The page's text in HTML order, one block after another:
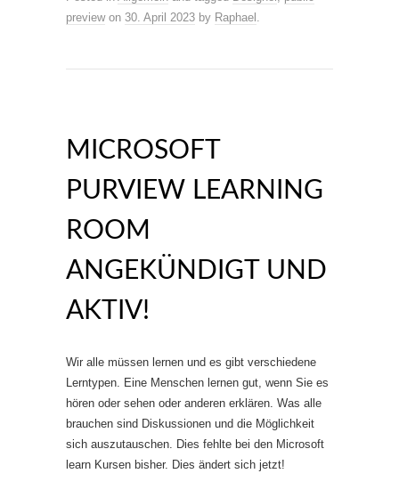
previewon 30. April 2023 by Raphael .
MICROSOFT
PURVIEW LEARNING
ROOM
ANGEKÜNDIGT UND
AKTIV!
Wir alle müssen lernen und es gibt verschiedene
Lerntypen. Eine Menschen lernen gut, wenn Sie es
hören oder sehen oder anderen erklären. Was alle
brauchen sind Diskussionen und die Möglichkeit
sich auszutauschen. Dies fehlte bei den Microsoft
learn Kursen bisher. Dies ändert sich jetzt!